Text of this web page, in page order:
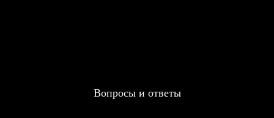
Вопросы и ответы